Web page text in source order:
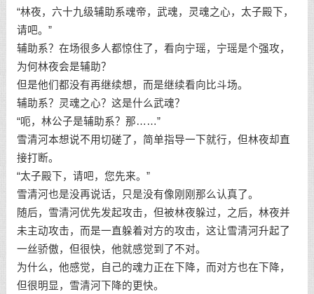
“林夜，六十九级辅助系魂帝，武魂，灵魂之心，太子殿下，
请吧。”
辅助系？在场很多人都惊住了，看向宁瑶，宁瑶是个强攻，
为何林夜会是辅助？
但是他们都没有再继续想，而是继续看向比斗场。
辅助系？灵魂之心？这是什么武魂？
“呃，林公子是辅助系？那……”
雪清河本想说不用切磋了，简单指导一下就行，但林夜却直
接打断。
“太子殿下，请吧，您先来。”
雪清河也是没再说话，只是没有像刚刚那么认真了。
随后，雪清河优先发起攻击，但被林夜躲过，之后，林夜并
未主动攻击，而是一直躲着对方的攻击，这让雪清河升起了
一丝骄傲，但很快，他就感觉到了不对。
为什么，他感觉，自己的魂力正在下降，而对方也在下降，
但很明显，雪清河下降的更快。